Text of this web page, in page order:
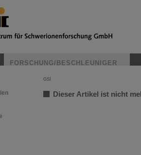
FORSCHUNG/BESCHLEUNIGER
GSI
Dieser Artikel ist nicht